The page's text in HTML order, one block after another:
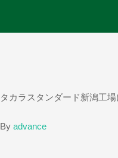
タカラスタンダード新潟工
By advance